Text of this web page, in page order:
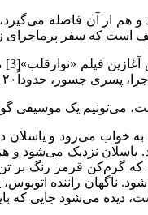
و هم از آن فاصله
است که سفر پرماجرای
به سمت دختری زیبارو می‌اُفتد. شب هنگام است. یاسلان شروع یک رابطه عاشقانه را می‌بیند.
می‌تونیم یک موسیقی
به خواب می‌رود و
نزدیک می‌شود و هر
که گرم‌کن قرمز رنگ بر
ناگهان راننده
دیده می‌شود جایی که